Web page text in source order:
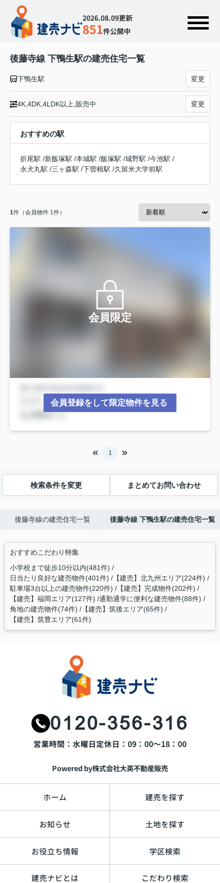
2026.08.09更新
851件公開中
後藤寺線 下鴨生駅の建売住宅一覧
下鴨生駅 変更
4K,4DK,4LDK以上,販売中 変更
おすすめの駅
折尾駅 /新飯塚駅 /本城駅 /飯塚駅 /城野駅 /今池駅 /
永犬丸駅 /三ヶ森駅 /下曽根駅 /久留米大学前駅
1件（会員物件 1件）
会員限定
会員登録をして限定物件を見る
1
検索条件を変更 まとめてお問い合わせ
後藤寺線の建売住宅一覧 後藤寺線 下鴨生駅の建売住宅一覧
おすすめこだわり特集
小学校まで徒歩10分以内(481件)
日当たり良好な建売物件(401件) 【建売】北九州エリア(224件)
駐車場3台以上の建売物件(220件) 【建売】完成物件(202件)
【建売】福岡エリア(127件) 通勤通学に便利な建売物件(88件)
角地の建売物件(74件) 【建売】筑後エリア(65件)
【建売】筑豊エリア(61件)
0120-356-316
営業時間：水曜日定休日：09：00～18：00
Powered by株式会社大英不動産販売
ホーム 建売を探す
お知らせ 土地を探す
お役立ち情報 学区検索
建売ナビとは こだわり検索